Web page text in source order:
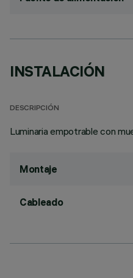
INSTALACIÓN
DESCRIPCIÓN
Luminaria empotrable con
Montaje
Cableado